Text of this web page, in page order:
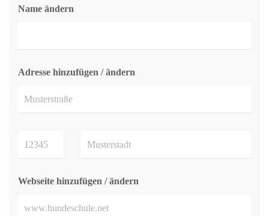
Name ändern
Adresse hinzufügen / ändern
Webseite hinzufügen / ändern